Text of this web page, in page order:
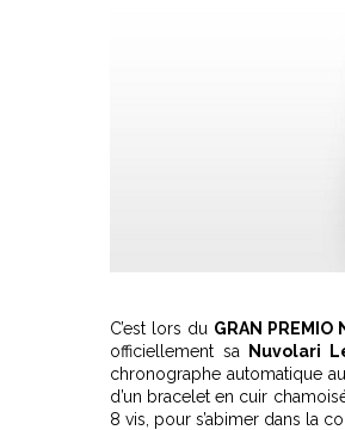
C’est lors du GRAN
officiellement sa
Nuvolari
chronographe automatique
d’un bracelet en cuir
8 vis, pour s’abimer dans la